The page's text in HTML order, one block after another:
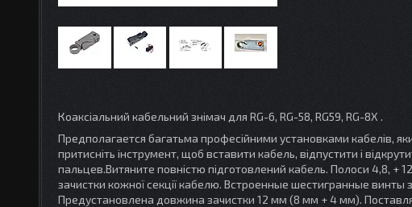
Коаксіальний кабельний знімач для RG-6, RG-58, RG59, RG-8X .
Предполагается багатьма професійними установками кабелів,
притисніть інструмент, щоб вставити кабель, відпустити і
пальцев.Витяните повністю підготовлений кабель. Полоси 4,8,
зачистки кожної секції кабелю. Встроенные шестигранные
Предустановлена ​​довжина зачистки 12 мм (8 мм + 4 мм).